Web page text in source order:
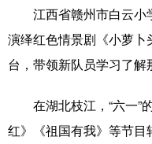
陕西 甘肃
新疆 内蒙古
多语种频道
江西省赣州市白云小
演绎红色情景剧《小萝
台，带领新队员学习了解
在湖北枝江，“六一”
红》《祖国有我》等节